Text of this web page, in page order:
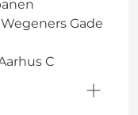
Gade
C